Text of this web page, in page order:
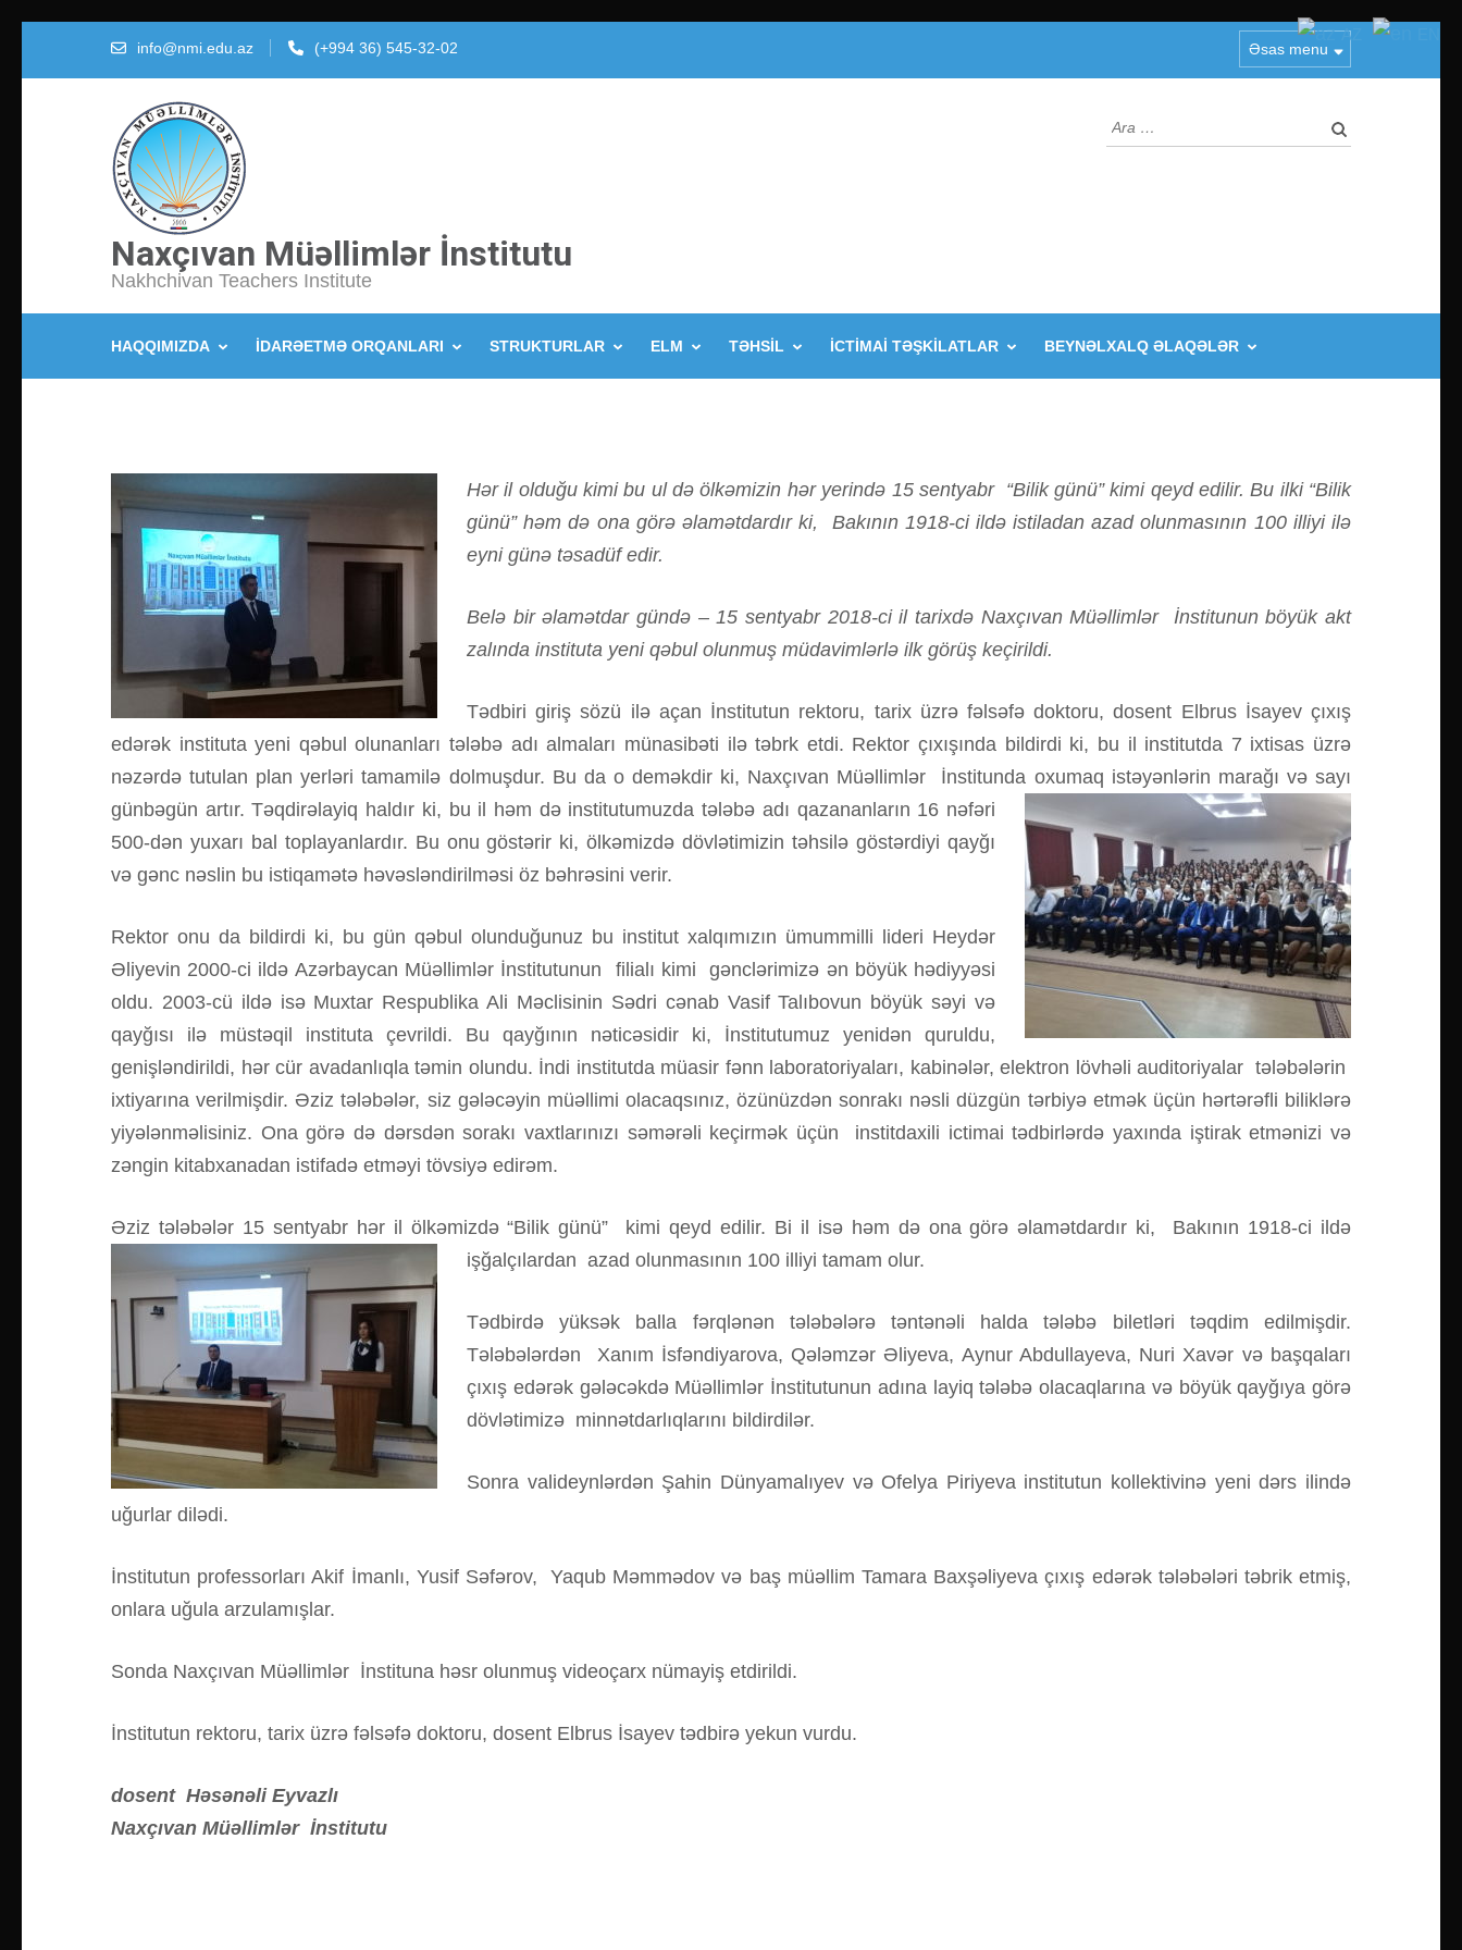
info@nmi.edu.az (+994 36) 545-32-02 Əsas menu
Naxçıvan Müəllimlər İnstitutu
Nakhchivan Teachers Institute
Arama:
HAQQIMIZDA İDARƏETMƏ ORQANLARI STRUKTURLAR ELM TƏHSİL İCTİMAİ TƏŞKİLATLAR BEYNƏLXALQ ƏLAQƏLƏR
Hər il olduğu kimi bu ul də ölkəmizin hər yerində 15 sentyabr “Bilik günü” kimi qeyd edilir. Bu ilki “Bilik
günü” həm də ona görə əlamətdardır ki, Bakının 1918-ci ildə istiladan azad olunmasının 100 illiyi ilə
eyni günə təsadüf edir.
Belə bir əlamətdar gündə – 15 sentyabr 2018-ci il tarixdə Naxçıvan Müəllimlər İnstitunun böyük akt
zalında instituta yeni qəbul olunmuş müdavimlərlə ilk görüş keçirildi.
Tədbiri giriş sözü ilə açan İnstitutun rektoru, tarix üzrə fəlsəfə doktoru, dosent Elbrus İsayev çıxış
edərək instituta yeni qəbul olunanları tələbə adı almaları münasibəti ilə təbrk etdi. Rektor çıxışında bildirdi ki, bu il institutda 7 ixtisas üzrə
nəzərdə tutulan plan yerləri tamamilə dolmuşdur. Bu da o deməkdir ki, Naxçıvan Müəllimlər İnstitunda oxumaq istəyənlərin marağı və sayı
günbəgün artır.Təqdirəlayiq haldır ki, bu il həm də institutumuzda tələbə adı qazananların 16 nəfəri
500-dən yuxarı bal toplayanlardır. Bu onu göstərir ki, ölkəmizdə dövlətimizin təhsilə göstərdiyi qayğı
və gənc nəslin bu istiqamətə həvəsləndirilməsi öz bəhrəsini verir.
Rektor onu da bildirdi ki, bu gün qəbul olunduğunuz bu institut xalqımızın ümummilli lideri Heydər
Əliyevin 2000-ci ildə Azərbaycan Müəllimlər İnstitutunun filialı kimi gənclərimizə ən böyük hədiyyəsi
oldu. 2003-cü ildə isə Muxtar Respublika Ali Məclisinin Sədri cənab Vasif Talıbovun böyük səyi və
qayğısı ilə müstəqil instituta çevrildi. Bu qayğının nəticəsidir ki, İnstitutumuz yenidən quruldu,
genişləndirildi, hər cür avadanlıqla təmin olundu. İndi institutda müasir fənn laboratoriyaları, kabinələr, elektron lövhəli auditoriyalar tələbələrin
ixtiyarına verilmişdir. Əziz tələbələr, siz gələcəyin müəllimi olacaqsınız, özünüzdən sonrakı nəsli düzgün tərbiyə etmək üçün hərtərəfli biliklərə
yiyələnməlisiniz. Ona görə də dərsdən sorakı vaxtlarınızı səmərəli keçirmək üçün institdaxili ictimai tədbirlərdə yaxında iştirak etmənizi və
zəngin kitabxanadan istifadə etməyi tövsiyə edirəm.
Əziz tələbələr 15 sentyabr hər il ölkəmizdə “Bilik günü” kimi qeyd edilir. Bi il isə həm də ona görə əlamətdardır ki, Bakının 1918-ci ildə
işğalçılardan azad olunmasının 100 illiyi tamam olur.
Tədbirdə yüksək balla fərqlənən tələbələrə təntənəli halda tələbə biletləri təqdim edilmişdir.
Tələbələrdən Xanım İsfəndiyarova, Qələmzər Əliyeva, Aynur Abdullayeva, Nuri Xavər və başqaları
çıxış edərək gələcəkdə Müəllimlər İnstitutunun adına layiq tələbə olacaqlarına və böyük qayğıya görə
dövlətimizə minnətdarlıqlarını bildirdilər.
Sonra valideynlərdən Şahin Dünyamalıyev və Ofelya Piriyeva institutun kollektivinə yeni dərs ilində
uğurlar dilədi.
İnstitutun professorları Akif İmanlı, Yusif Səfərov, Yaqub Məmmədov və baş müəllim Tamara Baxşəliyeva çıxış edərək tələbələri təbrik etmiş,
onlara uğula arzulamışlar.
Sonda Naxçıvan Müəllimlər İnstituna həsr olunmuş videoçarx nümayiş etdirildi.
İnstitutun rektoru, tarix üzrə fəlsəfə doktoru, dosent Elbrus İsayev tədbirə yekun vurdu.
dosent Həsənəli Eyvazlı
Naxçıvan Müəllimlər İnstitutu
AZ